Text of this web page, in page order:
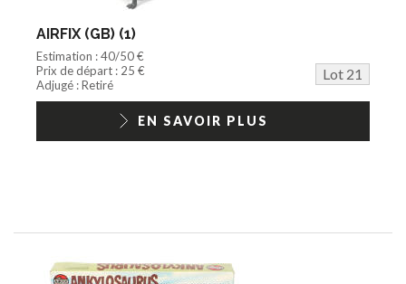
AIRFIX (GB) (1)
Estimation : 40/50 €
Prix de départ : 25 €
Lot 21
Adjugé : Retiré
EN SAVOIR PLUS